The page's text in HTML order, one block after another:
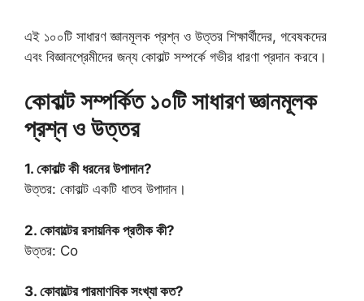
এই ১০০টি সাধারণ জ্ঞানমূলক প্রশ্ন ও উত্তর শিক্ষার্থীদের, গবেষকদের
এবং বিজ্ঞানপ্রেমীদের জন্য কোবাল্ট সম্পর্কে গভীর ধারণা প্রদান করবে।
কোবাল্ট সম্পর্কিত ১০টি সাধারণ জ্ঞানমূলক
প্রশ্ন ও উত্তর
1. কোবাল্ট কী ধরনের উপাদান?
উত্তর: কোবাল্ট একটি ধাতব উপাদান।
2. কোবাল্টের রসায়নিক প্রতীক কী?
উত্তর: Co
3. কোবাল্টের পারমাণবিক সংখ্যা কত?